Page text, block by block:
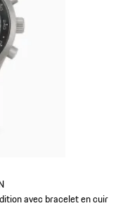
avec bracelet en cuir